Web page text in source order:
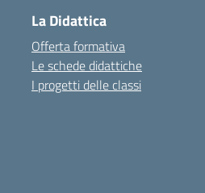
La Didattica
Offerta formativa
Le schede didattiche
I progetti delle classi